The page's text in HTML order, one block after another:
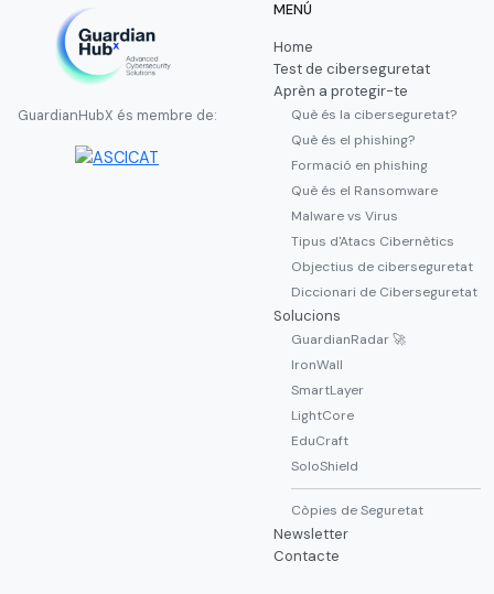
GuardianHubX és membre de:
MENÚ
Home
Test de ciberseguretat
Aprèn a protegir-te
Què és la ciberseguretat?
Què és el phishing?
Formació en phishing
Què és el Ransomware
Malware vs Virus
Tipus d'Atacs Cibernètics
Objectius de ciberseguretat
Diccionari de Ciberseguretat
Solucions
GuardianRadar 🚀
IronWall
SmartLayer
LightCore
EduCraft
SoloShield
Còpies de Seguretat
Newsletter
Contacte